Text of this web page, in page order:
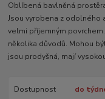
Oblíbená bavlněná
Jsou vyrobena z odolného
velmi příjemným
několika důvodů. Mohou
jsou prodyšná, mají
Dostupnost do